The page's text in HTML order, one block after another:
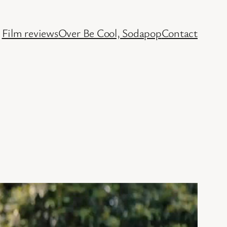
Film reviewsOver Be Cool, SodapopContact